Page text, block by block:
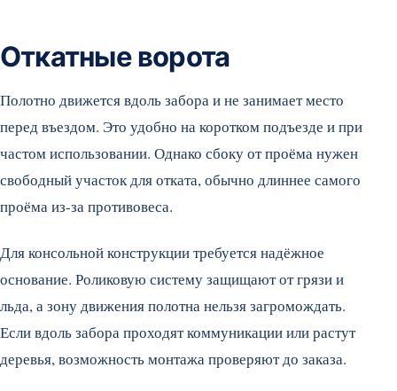
Откатные ворота
Полотно движется вдоль забора и не занимает место
перед въездом. Это удобно на коротком подъезде и при
частом использовании. Однако сбоку от проёма нужен
свободный участок для отката, обычно длиннее самого
проёма из-за противовеса.
Для консольной конструкции требуется надёжное
основание. Роликовую систему защищают от грязи и
льда, а зону движения полотна нельзя загромождать.
Если вдоль забора проходят коммуникации или растут
деревья, возможность монтажа проверяют до заказа.